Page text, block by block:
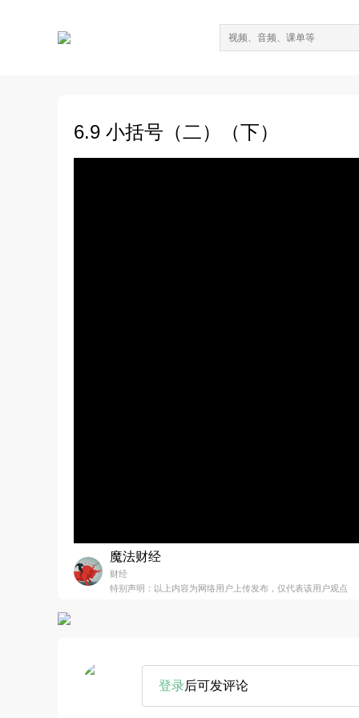
6.9 小括号（二）（下）
魔法财经
财经
特别声明：以上内容为网络用户上传发布，仅代表该用户观点
登录后可发评论